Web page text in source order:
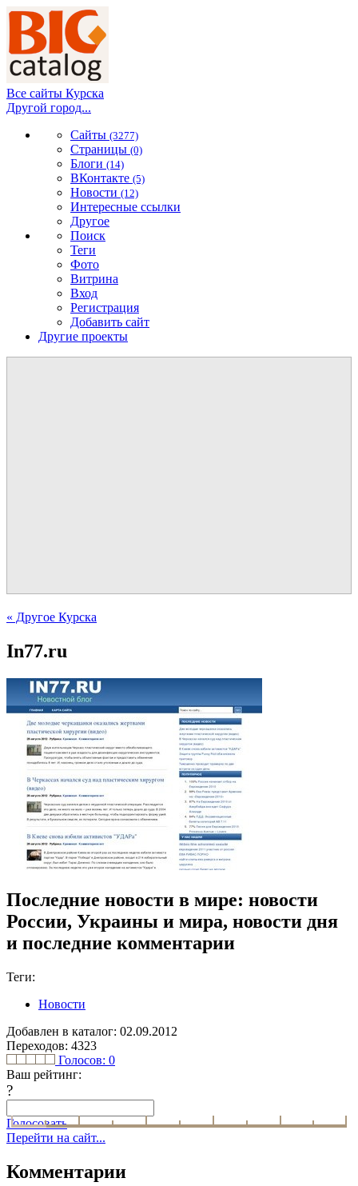
Все сайты Курска
Другой город...
Сайты (3277)
Страницы (0)
Блоги (14)
ВКонтакте (5)
Новости (12)
Интересные ссылки
Другое
Поиск
Теги
Фото
Витрина
Вход
Регистрация
Добавить сайт
Другие проекты
« Другое Курска
In77.ru
Последние новости в мире: новости
России, Украины и мира, новости дня
и последние комментарии
Теги:
Новости
Добавлен в каталог: 02.09.2012
Переходов: 4323
Голосов: 0
Ваш рейтинг:
?
Голосовать
Перейти на сайт...
Комментарии